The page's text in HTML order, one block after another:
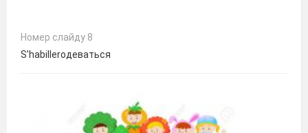
Номер слайду 8
S’habillerодеваться